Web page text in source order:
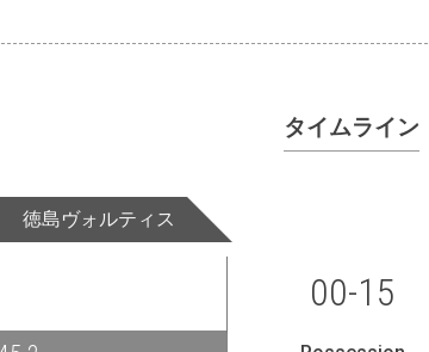
タイムライン
徳島ヴォルティス
00-15